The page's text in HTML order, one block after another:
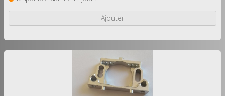
Ajouter